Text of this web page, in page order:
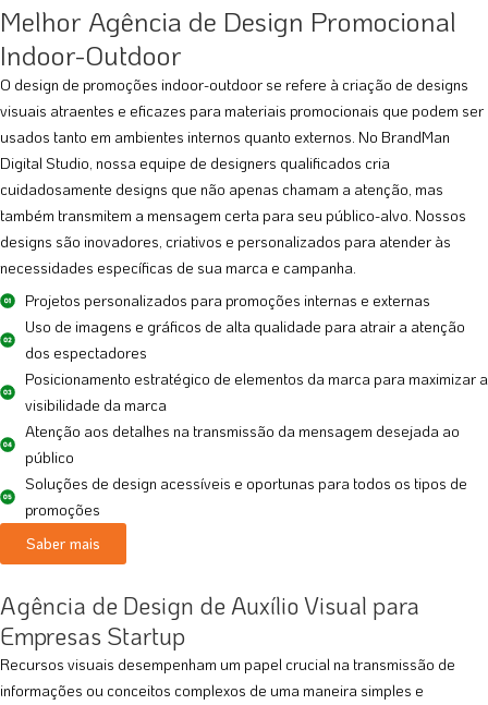
Melhor Agência de Design Promocional
Indoor-Outdoor
O design de promoções indoor-outdoor se refere à criação de designs
visuais atraentes e eficazes para materiais promocionais que podem ser
usados tanto em ambientes internos quanto externos. No BrandMan
Digital Studio, nossa equipe de designers qualificados cria
cuidadosamente designs que não apenas chamam a atenção, mas
também transmitem a mensagem certa para seu público-alvo. Nossos
designs são inovadores, criativos e personalizados para atender às
necessidades específicas de sua marca e campanha.
Projetos personalizados para promoções internas e externas
Uso de imagens e gráficos de alta qualidade para atrair a atenção
dos espectadores
Posicionamento estratégico de elementos da marca para maximizar a
visibilidade da marca
Atenção aos detalhes na transmissão da mensagem desejada ao
público
Soluções de design acessíveis e oportunas para todos os tipos de
promoções
Saber mais
Agência de Design de Auxílio Visual para
Empresas Startup
Recursos visuais desempenham um papel crucial na transmissão de
informações ou conceitos complexos de uma maneira simples e